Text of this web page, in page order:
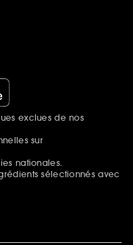
exclues de nos
sur
nationales.
sélectionnés avec